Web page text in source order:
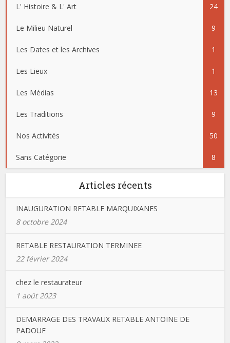
L' Histoire & L' Art 24
Le Milieu Naturel 9
Les Dates et les Archives 1
Les Lieux 1
Les Médias 13
Les Traditions 9
Nos Activités 50
Sans Catégorie 8
Articles récents
INAUGURATION RETABLE MARQUIXANES
8 octobre 2024
RETABLE RESTAURATION TERMINEE
22 février 2024
chez le restaurateur
1 août 2023
DEMARRAGE DES TRAVAUX RETABLE ANTOINE DE
PADOUE